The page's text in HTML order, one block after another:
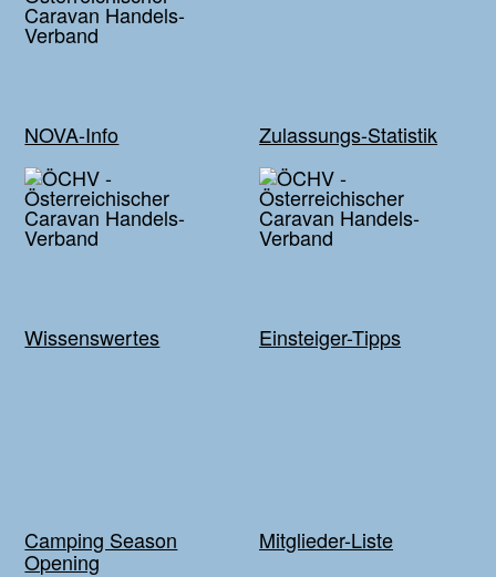
NOVA-Info Zulassungs-Statistik
Wissenswertes Einsteiger-Tipps
Camping Season
Opening
Mitglieder-Liste